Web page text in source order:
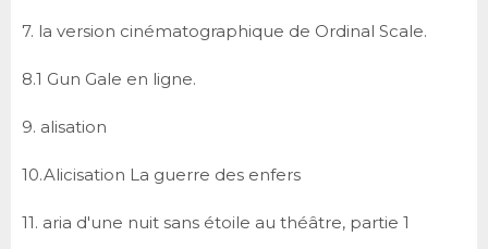
7. la version cinématographique de Ordinal Scale.
8.1 Gun Gale en ligne.
9. alisation
10.Alicisation La guerre des enfers
11. aria d'une nuit sans étoile au théâtre, partie 1